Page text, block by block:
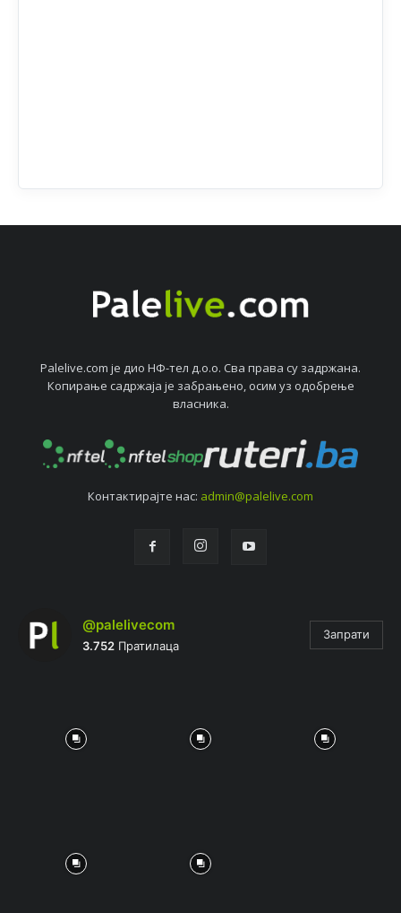
Palelive.com јe дио НФ-тeл д.о.о. Сва права су задржана.
Копирањe садржаја јe забрањeно, осим уз одобрeњe
власника.
Контактирајтe нас: admin@palelive.com
@palelivecom
3.752 Пратилаца
Запрати